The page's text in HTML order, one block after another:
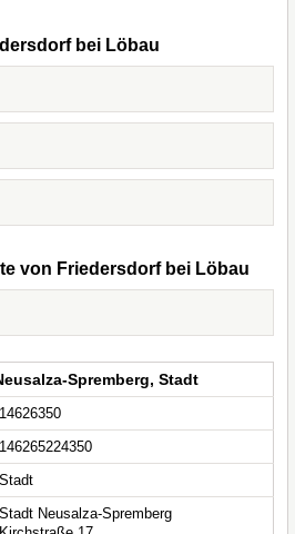
bei Löbau
von Friedersdorf bei Löbau
Spremberg, Stadt
14626350
146265224350
Stadt
Stadt Neusalza-Spremberg